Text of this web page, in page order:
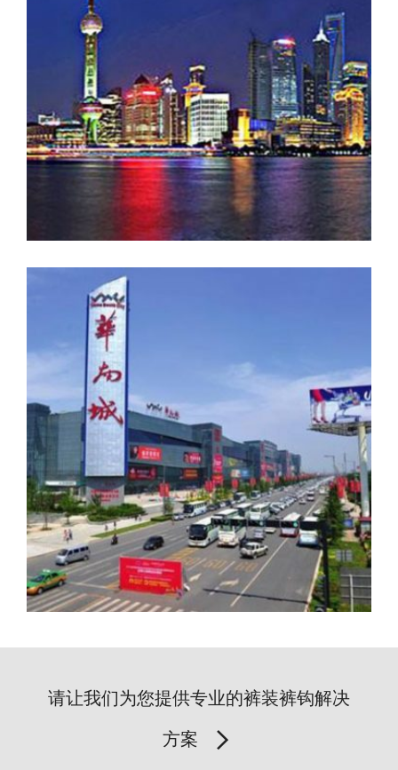
请让我们为您提供专业的裤装裤钩解决
方案